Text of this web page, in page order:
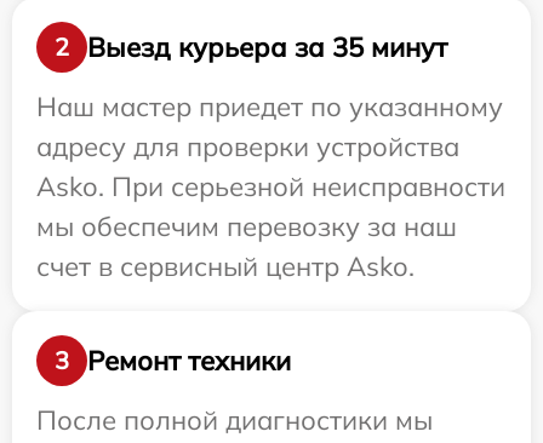
2
Выезд курьера за 35 минут
Наш мастер приедет по указанному
адресу для проверки устройства
Asko. При серьезной неисправности
мы обеспечим перевозку за наш
счет в сервисный центр Asko.
3
Ремонт техники
После полной диагностики мы